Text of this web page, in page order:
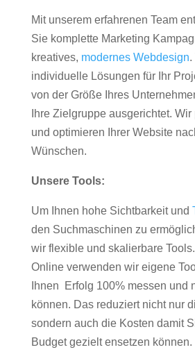
Mit unserem erfahrenen Team
Sie komplette Marketing
kreatives, modernes Webdesign.
individuelle Lösungen für Ihr
von der Größe Ihres
Ihre Zielgruppe ausgerichtet.
und optimieren Ihrer Website
Wünschen.
Unsere Tools:
Um Ihnen hohe Sichtbarkeit und
den Suchmaschinen zu
wir flexible und skalierbare
Online verwenden wir eigene
Ihnen Erfolg 100% messen und
können. Das reduziert nicht nur
sondern auch die Kosten damit
Budget gezielt ensetzen können.